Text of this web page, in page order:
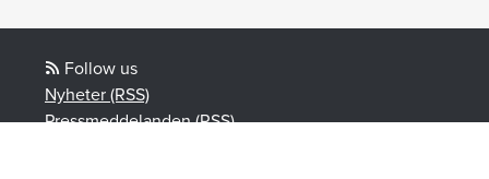
Follow us
Nyheter (RSS)
Pressmeddelanden (RSS)